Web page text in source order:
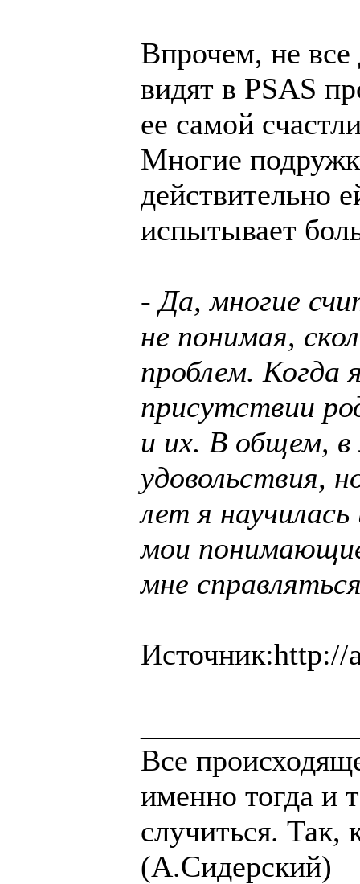
Впрочем, не
видят в PSAS
ее самой
Многие
действительно
испытывает
- Да, многие
не понимая,
проблем. Когда
присутствии
и их. В общем,
удовольствия,
лет я
мои
мне
Все
именно тогда и
случиться. Так,
(А.Сидерский)